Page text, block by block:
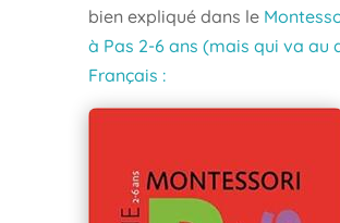
bien expliqué dans le
à Pas 2-6 ans (mais qui va au
Français :